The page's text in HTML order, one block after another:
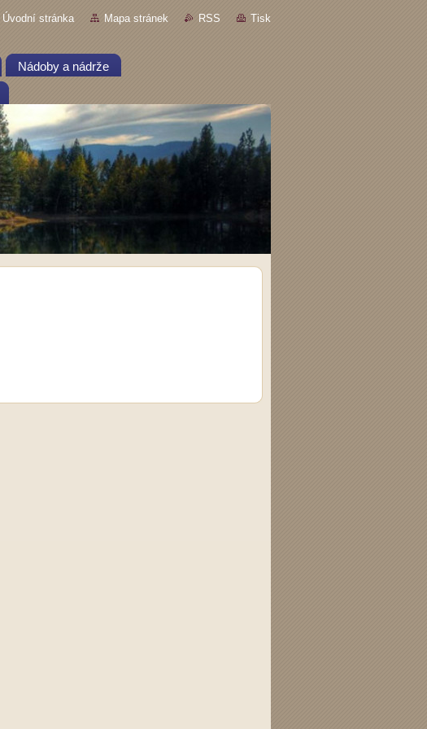
Úvodní stránka Mapa stránek RSS Tisk
Nádoby a nádrže